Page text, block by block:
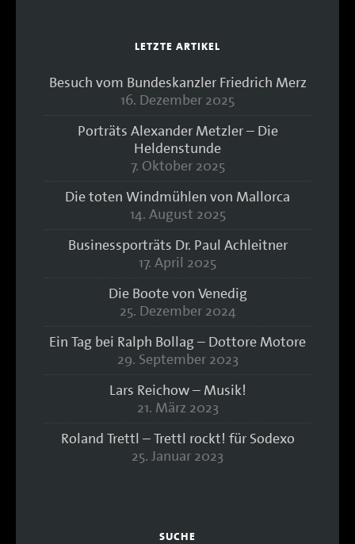
LETZTE ARTIKEL
Besuch vom Bundeskanzler Friedrich Merz
16. Dezember 2025
Porträts Alexander Metzler – Die
Heldenstunde
7. Oktober 2025
Die toten Windmühlen von Mallorca
14. August 2025
Businessporträts Dr. Paul Achleitner
17. April 2025
Die Boote von Venedig
25. Dezember 2024
Ein Tag bei Ralph Bollag – Dottore Motore
29. September 2023
Lars Reichow – Musik!
21. März 2023
Roland Trettl – Trettl rockt! für Sodexo
25. Januar 2023
SUCHE